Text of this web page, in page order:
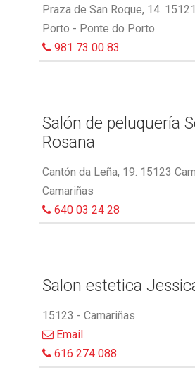
Praza de San Roque, 14.
Porto - Ponte do Porto
981 73 00 83
Salón de peluquería
Rosana
Cantón da Leña, 19. 15123
Camariñas
640 03 24 28
Salon estetica
15123 - Camariñas
Email
616 274 088